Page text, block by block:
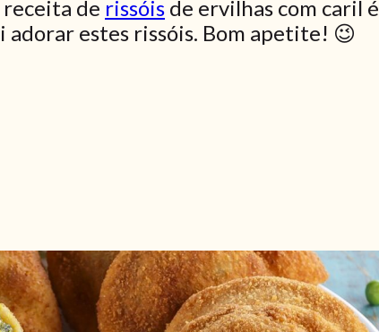
receita de rissóis de ervilhas com caril é
adorar estes rissóis. Bom apetite! 😉